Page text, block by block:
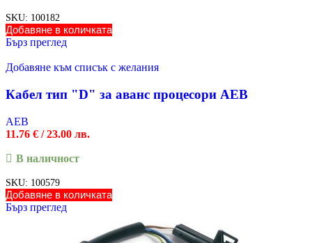
SKU: 100182
Добавяне в количката
Бърз преглед
Добавяне към списък с желания
Кабел тип "D" за аванс процесори AEB
AEB
11.76 € / 23.00 лв.
В наличност
SKU: 100579
Добавяне в количката
Бърз преглед